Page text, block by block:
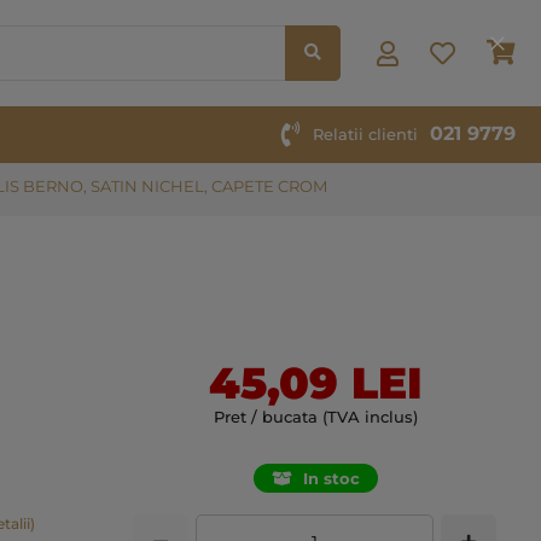
Relatii clienti 021 9779
BERNO, SATIN NICHEL, CAPETE CROM
45,09 LEI
Pret / bucata (TVA inclus)
In stoc
Close
Bar